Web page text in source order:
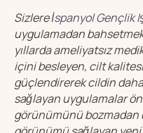
Sizlereİspanyol Gençlik
uygulamadan
yıllarda ameliyatsız
içini besleyen, cilt
güçlendirerek cildin
sağlayan uygulamalar
görünümünü bozmadan